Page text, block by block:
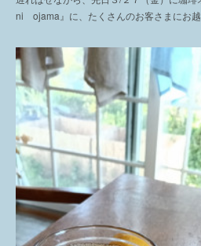
ni ojama』に、たくさんのお客さまにお